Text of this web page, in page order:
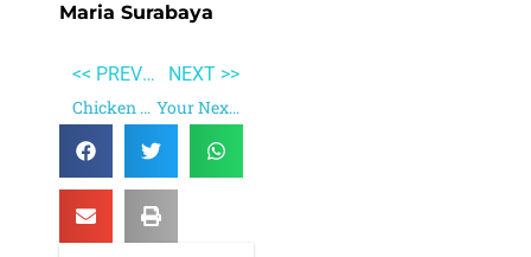
Maria Surabaya
<< PREVIOUS
Chicken Soup for the Woman’s Soul
NEXT >>
Your Next Five Moves